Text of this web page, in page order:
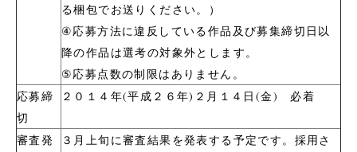
る梱包でお送りください。）
④応募方法に違反している作品及び募集締切日以
降の作品は選考の対象外とします。
⑤応募点数の制限はありません。
応募締
切
２０１４年(平成２６年)２月１４日(金) 必着
審査発
３月上旬に審査結果を発表する予定です。採用さ